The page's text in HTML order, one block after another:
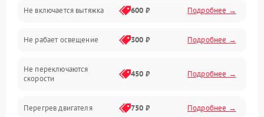
Освещение
Механические повреждения
Электроника
Не включается вытяжка 600 ₽ Подробнее →
Не рабает освещение 300 ₽ Подробнее →
Не переключаются
скорости
450 ₽ Подробнее →
Перегрев двигателя 750 ₽ Подробнее →